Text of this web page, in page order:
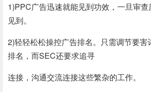
1)PPC广告迅速就能见到功效，一旦审
见到。
2)轻轻松松操控广告排名。只需调节要害
排名，而SEC还要求追寻
连接，沟通交流连接这些繁杂的工作。